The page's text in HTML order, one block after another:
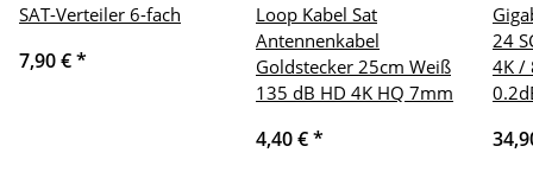
SAT-Verteiler 6-fach
7,90 €*
Loop Kabel Sat
Antennenkabel
Goldstecker 25cm Weiß
135 dB HD 4K HQ 7mm
4,40 €*
24
4K /